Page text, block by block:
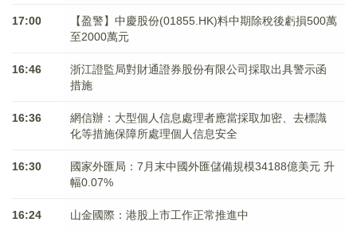
17:00
【盈警】中慶股份(01855.HK)料中期除稅後虧損500萬
至2000萬元
16:46
浙江證監局對財通證券股份有限公司採取出具警示函
措施
16:36
網信辦：大型個人信息處理者應當採取加密、去標識
化等措施保障所處理個人信息安全
16:30
國家外匯局：7月末中國外匯儲備規模34188億美元 升
幅0.07%
16:24 山金國際：港股上市工作正常推進中